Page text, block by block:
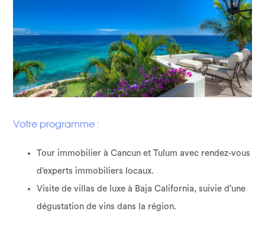
Votre programme :
Tour immobilier à Cancun et Tulum avec rendez-vous
d’experts immobiliers locaux.
Visite de villas de luxe à Baja California, suivie d’une
dégustation de vins dans la région.